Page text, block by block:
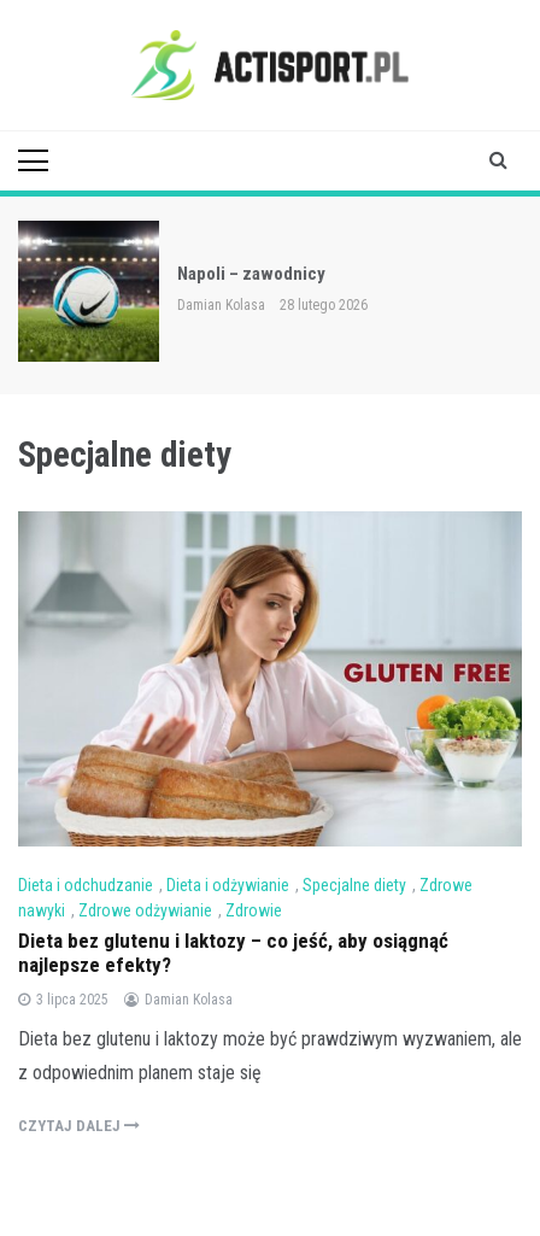
Napoli – zawodnicy
Damian Kolasa 28 lutego 2026
Specjalne diety
Dieta i odchudzanie , Dieta i odżywianie , Specjalne diety , Zdrowe
nawyki , Zdrowe odżywianie , Zdrowie
Dieta bez glutenu i laktozy – co jeść, aby osiągnąć
najlepsze efekty?
3 lipca 2025 Damian Kolasa
Dieta bez glutenu i laktozy może być prawdziwym wyzwaniem, ale
z odpowiednim planem staje się
CZYTAJ DALEJ